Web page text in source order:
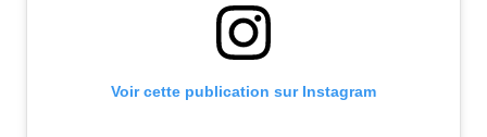
Voir cette publication sur Instagram